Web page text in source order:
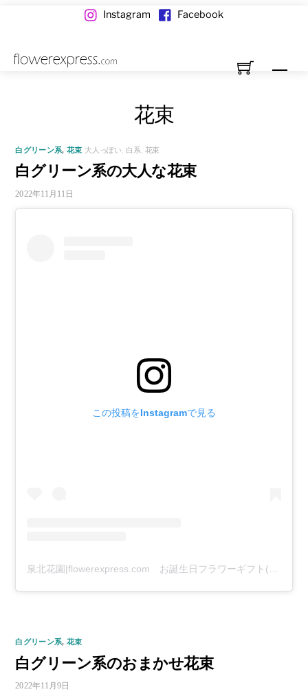
content
Instagram Facebook
花束
白グリーン系, 花束 大人っぽい 白系 花束
白グリーン系の大人な花束
2022年11月11日
この投稿をInstagramで見る
白グリーン系, 花束
白グリーン系のおまかせ花束
2022年11月9日